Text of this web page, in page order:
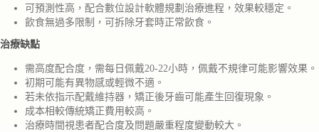
可預測性高，配合數位設計軟體規劃治療進程，效果較穩定。
飲食無過多限制，可拆除牙套時正常飲食。
治療缺點
需高度配合度，需每日佩戴20-22小時，佩戴不規律可能影響效果。
初期可能有異物感或輕微不適。
若未依指示配戴維持器，矯正後牙齒可能產生回復現象。
成本相較傳統矯正費用較高。
治療時間視患者配合度及問題嚴重程度變動較大。